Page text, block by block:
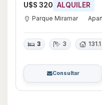
U$S 320 ALQUILER
Parque Miramar
3 3 131.1
Consultar